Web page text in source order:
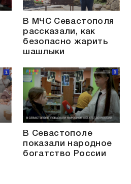
В МЧС Севастополя
рассказали, как
безопасно жарить
шашлыки
В Севастополе
показали народное
богатство России